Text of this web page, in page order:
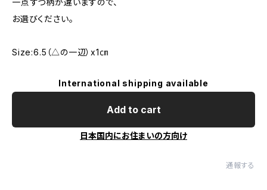
一点ずつ柄が違いますので、
お選びください。
Size:6.5（△の一辺）x1㎝
International shipping available
Add to cart
日本国内にお住まいの方向け
通報する